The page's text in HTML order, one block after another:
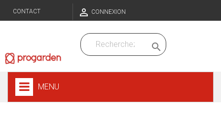
CONTACT  CONNEXION

MENU